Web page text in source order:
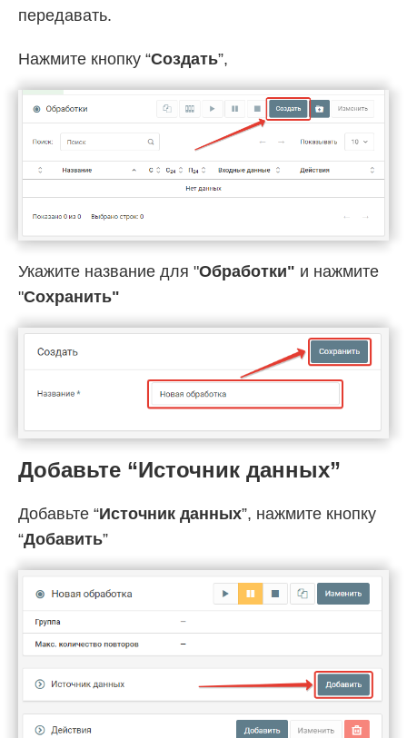
передавать.
Нажмите кнопку “Создать”,
Укажите название для "Обработки" и нажмите
"Cохранить"
Добавьте “Источник данных”
Добавьте “Источник данных”, нажмите кнопку
“Добавить”